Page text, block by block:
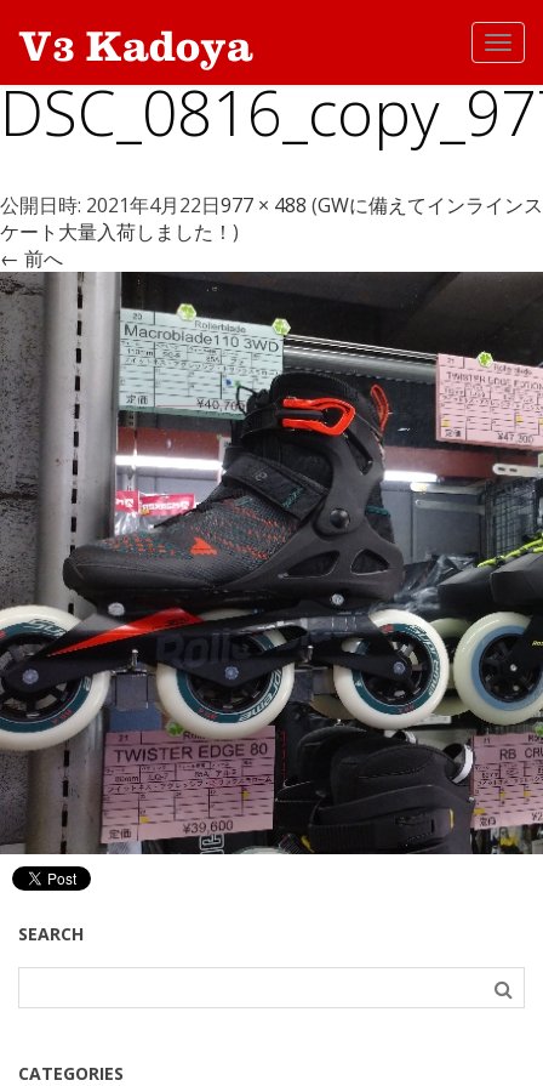
公開日時: 2021年4月22日977 × 488 (GWに備えてインラインス
ケート大量入荷しました！ )
← 前へ
SEARCH
CATEGORIES